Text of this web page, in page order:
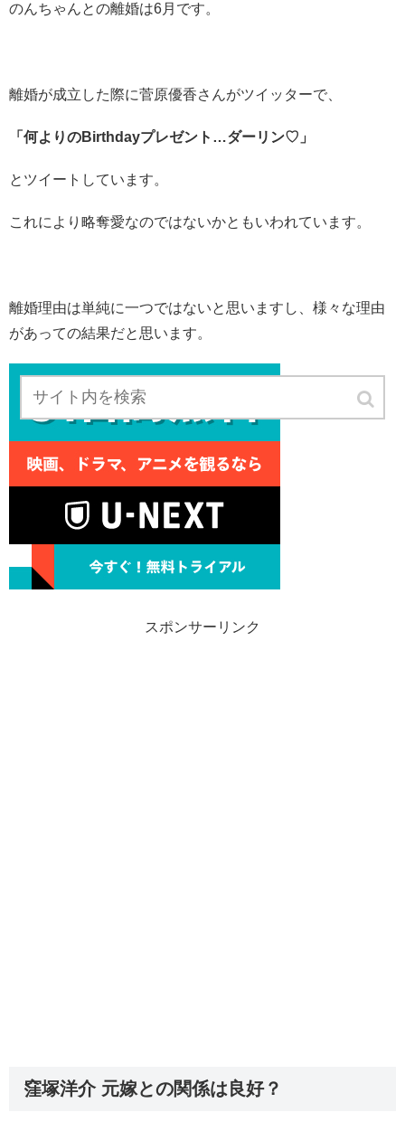
のんちゃんとの離婚は6月です。
離婚が成立した際に菅原優香さんがツイッターで、
「何よりのBirthdayプレゼント…ダーリン♡」
とツイートしています。
これにより略奪愛なのではないかともいわれています。
離婚理由は単純に一つではないと思いますし、様々な理由
があっての結果だと思います。
スポンサーリンク
窪塚洋介 元嫁との関係は良好？